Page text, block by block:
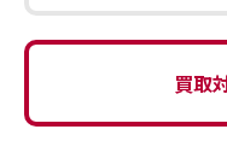
買取